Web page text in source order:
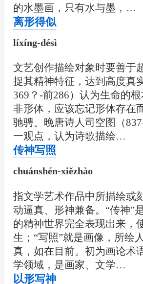
的水墨画，只有水与墨，…
离形得似
líxíng-désì
文艺创作描绘对象时要善于
捉其精神特征，达到高度真
369？-前286）认为生命的
非形体，应该忘记形体存在
驰骋。晚唐诗人司空图（
一观点，认为诗歌描绘…
传神写照
chuánshén-xiězhào
指文学艺术作品中所描绘或
动逼真、形神兼备。“传神”
的精神世界完全表现出来，
生；“写照”就是画像，所绘
真，如在目前。初为画论术
学领域，是画家、文学…
以形写神